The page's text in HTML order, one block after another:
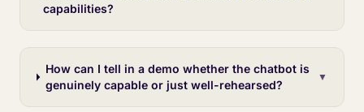
capabilities?
How can I tell in a demo whether the chatbot is
genuinely capable or just well-rehearsed?
▼